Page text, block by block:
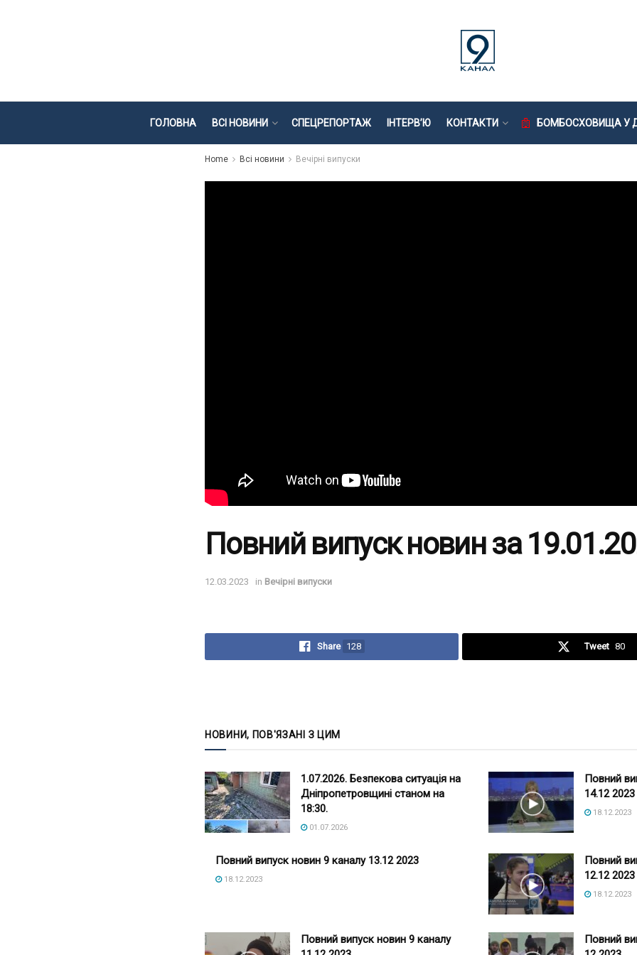
ГОЛОВНА ВСІ НОВИНИ СПЕЦРЕПОРТАЖ ІНТЕРВ’Ю КОНТАКТИ БОМБОСХОВИЩА У
Home Всі новини Вечірні випуски
Повний випуск новин за
12.03.2023 in Вечірні випуски
Share 128 Tweet 80
НОВИНИ, ПОВ'ЯЗАНІ З ЦИМ
1.07.2026. Безпекова ситуація на
Дніпропетровщині станом на
18:30.
01.07.2026
Повний
14.12 2023
18.12.2023
Повний випуск новин 9 каналу 13.12 2023
18.12.2023
Повний
12.12 2023
18.12.2023
Повний випуск новин 9 каналу
Повний